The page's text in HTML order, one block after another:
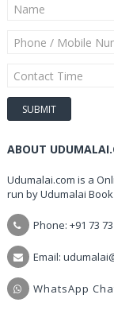
ABOUT
Udumalai.com is a
run by Udumalai
Phone: +91 73
Email:
WhatsApp